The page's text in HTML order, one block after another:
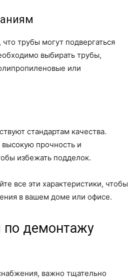
трубы могут подвергаться
выбирать трубы,
или
стандартам качества.
прочность и
избежать подделок.
все эти характеристики, чтобы
в вашем доме или офисе.
по демонтажу
важно тщательно